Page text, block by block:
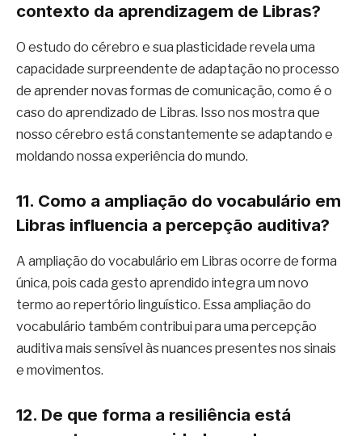
contexto da aprendizagem de Libras?
O estudo do cérebro e sua plasticidade revela uma
capacidade surpreendente de adaptação no processo
de aprender novas formas de comunicação, como é o
caso do aprendizado de Libras. Isso nos mostra que
nosso cérebro está constantemente se adaptando e
moldando nossa experiência do mundo.
11. Como a ampliação do vocabulário em
Libras influencia a percepção auditiva?
A ampliação do vocabulário em Libras ocorre de forma
única, pois cada gesto aprendido integra um novo
termo ao repertório linguístico. Essa ampliação do
vocabulário também contribui para uma percepção
auditiva mais sensível às nuances presentes nos sinais
e movimentos.
12. De que forma a resiliência está